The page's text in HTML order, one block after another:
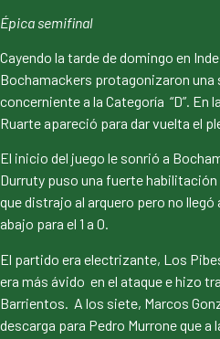
Épica semifinal
Cayendo la tarde de domingo en
Bochamackers protagonizaron
concerniente a la Categoría “D”. En
Ruarte apareció para dar vuelta el
El inicio del juego le sonrió a
Durruty puso una fuerte
que distrajo al arquero pero no
abajo para el 1 a 0.
El partido era electrizante, Los
era más ávido en el ataque e hizo
Barrientos. A los siete, Marcos
descarga para Pedro Murrone que a